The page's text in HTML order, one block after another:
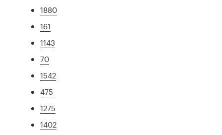
1880
161
1143
70
1542
475
1275
1402